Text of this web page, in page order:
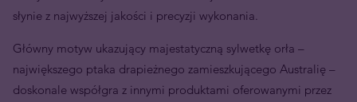
słynie z najwyższej jakości i precyzji wykonania.
Główny motyw ukazujący majestatyczną sylwetkę orła –
największego ptaka drapieżnego zamieszkującego Australię –
doskonale współgra z innymi produktami oferowanymi przez